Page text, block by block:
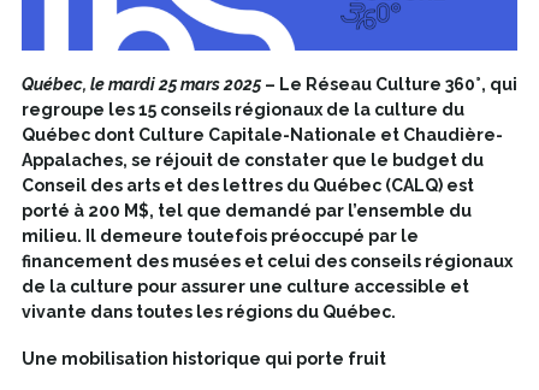
Québec, le mardi 25 mars 2025 – Le Réseau Culture 360°, qui
regroupe les 15 conseils régionaux de la culture du
Québec dont Culture Capitale-Nationale et Chaudière-
Appalaches, se réjouit de constater que le budget du
Conseil des arts et des lettres du Québec (CALQ) est
porté à 200 M$, tel que demandé par l’ensemble du
milieu. Il demeure toutefois préoccupé par le
financement des musées et celui des conseils régionaux
de la culture pour assurer une culture accessible et
vivante dans toutes les régions du Québec.
Une mobilisation historique qui porte fruit